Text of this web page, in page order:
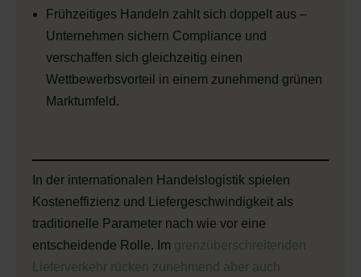
Frühzeitiges Handeln zahlt sich doppelt aus –
Unternehmen sichern Compliance und
verschaffen sich gleichzeitig einen
Wettbewerbsvorteil in einem zunehmend grünen
Marktumfeld.
In der internationalen Handelslogistik spielen
Kosteneffizienz und Liefergeschwindigkeit als
traditionelle Parameter nach wie vor eine
entscheidende Rolle. Im grenzüberschreitenden
Lieferverkehr rücken zunehmend aber auch